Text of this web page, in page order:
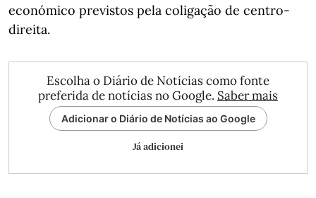
económico previstos pela coligação de centro-
direita.
Escolha o Diário de Notícias como fonte
preferida de notícias no Google. Saber mais
Adicionar o Diário de Notícias ao Google
Já adicionei